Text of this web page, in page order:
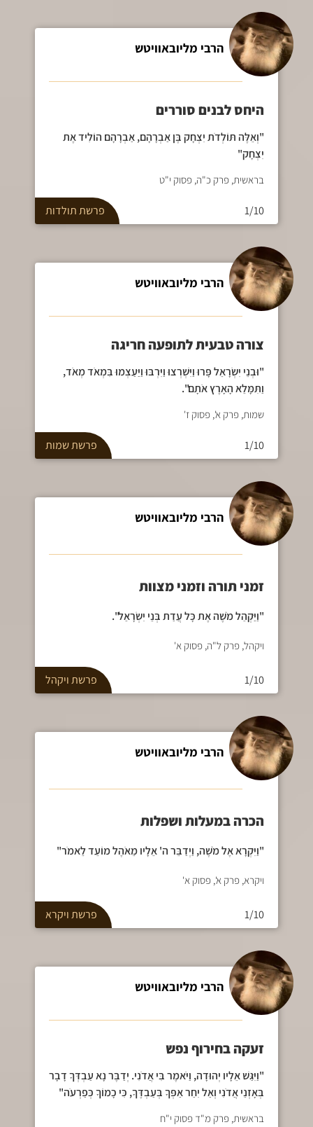
הרבי מליובאוויטש
היחס לבנים סוררים
"וְאֵלֶּה תּוֹלְדֹת יִצְחָק בֶּן אַבְרָהָם, אַבְרָהָם הוֹלִיד אֶת
יִצְחָק"
בראשית, פרק כ"ה, פסוק י"ט
1/10 פרשתתולדות
הרבי מליובאוויטש
צורה טבעית לתופעה חריגה
"וּבְנֵי יִשְׂרָאֵל פָּרוּ וַיִּשְׁרְצוּ וַיִּרְבּוּ וַיַּעַצְמוּ בִּמְאֹד מְאֹד,
וַתִּמָּלֵא הָאָרֶץ אֹתָם".
שמות, פרק א', פסוק ז'
1/10 פרשתשמות
הרבי מליובאוויטש
זמני תורה וזמני מצוות
"וַיַּקְהֵל מֹשֶׁה אֶת כָּל עֲדַת בְּנֵי יִשְׂרָאֵל".
ויקהל, פרק ל"ה, פסוק א'
1/10 פרשתויקהל
הרבי מליובאוויטש
הכרה במעלות ושפלות
"וַיִּקְרָא אֶל מֹשֶׁה, וַיְדַבֵּר ה' אֵלָיו מֵאֹהֶל מוֹעֵד לֵאמֹר"
ויקרא, פרק א', פסוק א'
1/10 פרשתויקרא
הרבי מליובאוויטש
זעקה בחירוף נפש
"וַיִּגַּשׁ אֵלָיו יְהוּדָה, וַיֹּאמֶר בִּי אֲדֹנִי. יְדַבֶּר נָא עַבְדְּךָ דָבָר
בְּאָזְנֵי אֲדֹנִי וְאַל יִחַר אַפְּךָ בְּעַבְדֶּךָ, כִּי כָמוֹךָ כְּפַרְעֹה"
בראשית, פרק מ"ד פסוק י"ח